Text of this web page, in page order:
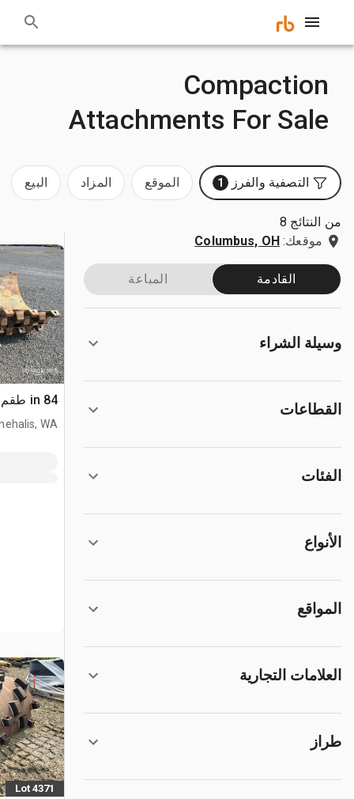
Compaction
Attachments For Sale
التصفية والفرز 1 الموقع المزاد البيع
من النتائج 8
موقعك: Columbus, OH
القادمة المباعة
وسيلة الشراء
القطاعات
الفئات
الأنواع
المواقع
العلامات التجارية
طراز
84 in طقم شل بادفوت
WA
Lot 4371